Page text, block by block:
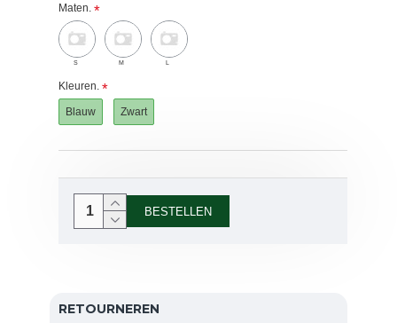
Maten.
S M L
Kleuren.
Blauw Zwart
BESTELLEN
RETOURNEREN